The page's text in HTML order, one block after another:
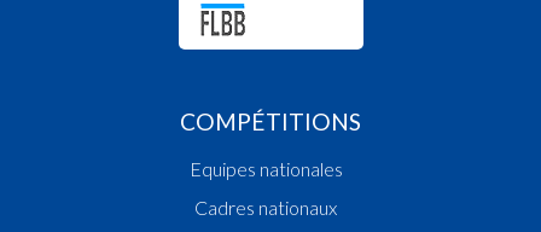
COMPÉTITIONS
Equipes nationales
Cadres nationaux